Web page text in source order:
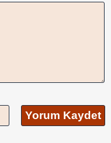
Yorum Kaydet